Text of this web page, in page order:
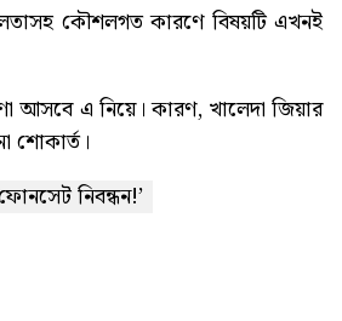
কৌশলগত কারণে বিষয়টি এখনই
আসবে এ নিয়ে। কারণ, খালেদা জিয়ার
শোকার্ত।
নিবন্ধন!’